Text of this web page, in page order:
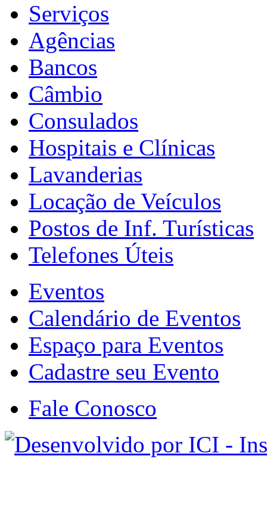
Serviços
Agências
Bancos
Câmbio
Consulados
Hospitais e Clínicas
Lavanderias
Locação de Veículos
Postos de Inf. Turísticas
Telefones Úteis
Eventos
Calendário de Eventos
Espaço para Eventos
Cadastre seu Evento
Fale Conosco